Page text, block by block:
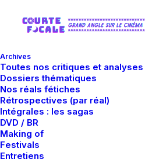
Archives
Toutes nos critiques et analyses
Dossiers thématiques
Nos réals fétiches
Rétrospectives (par réal)
Intégrales : les sagas
DVD / BR
Making of
Festivals
Entretiens